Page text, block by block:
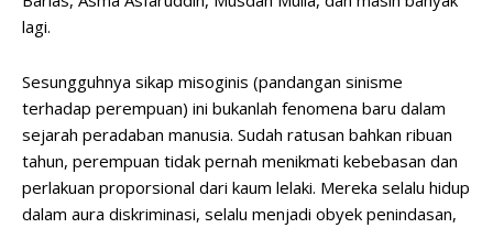
lagi.
Sesungguhnya sikap misoginis (pandangan sinisme
terhadap perempuan) ini bukanlah fenomena baru dalam
sejarah peradaban manusia. Sudah ratusan bahkan ribuan
tahun, perempuan tidak pernah menikmati kebebasan dan
perlakuan proporsional dari kaum lelaki. Mereka selalu hidup
dalam aura diskriminasi, selalu menjadi obyek penindasan,